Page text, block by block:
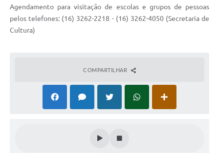
Agendamento para visitação de escolas e grupos de pessoas
pelos telefones: (16) 3262-2218 - (16) 3262-4050 (Secretaria de
Cultura)
COMPARTILHAR